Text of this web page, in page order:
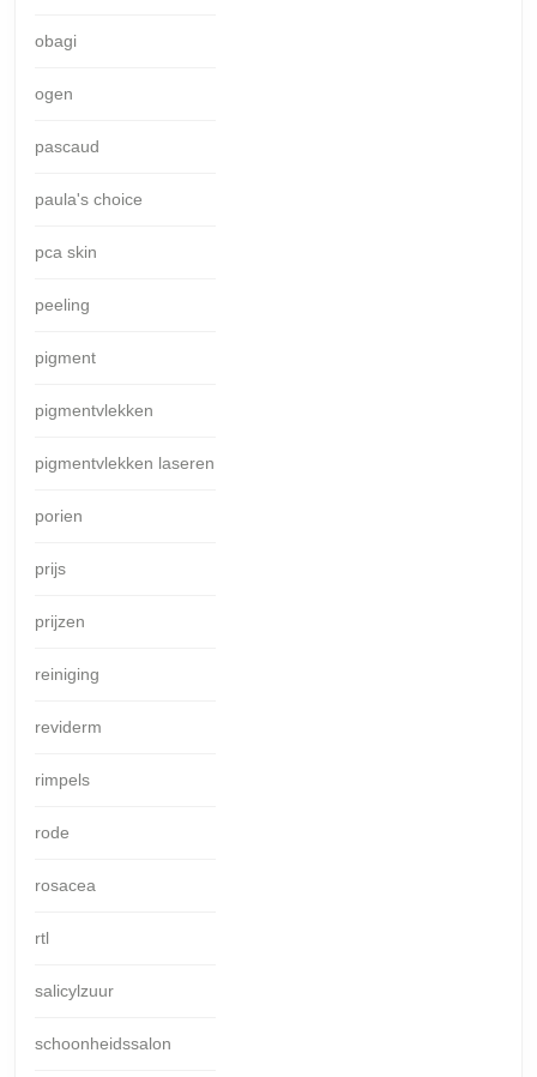
obagi
ogen
pascaud
paula's choice
pca skin
peeling
pigment
pigmentvlekken
pigmentvlekken laseren
porien
prijs
prijzen
reiniging
reviderm
rimpels
rode
rosacea
rtl
salicylzuur
schoonheidssalon